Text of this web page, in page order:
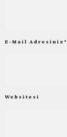
E-Mail Adresiniz *
Websitesi